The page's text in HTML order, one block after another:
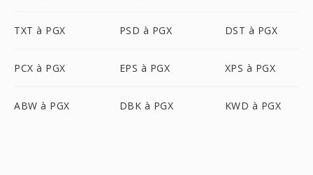
TXT à PGX PSD à PGX DST à PGX
PCX à PGX EPS à PGX XPS à PGX
ABW à PGX DBK à PGX KWD à PGX